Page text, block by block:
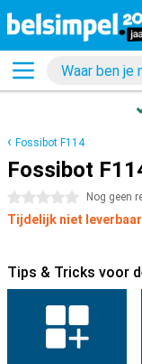
Fossibot F114
Fossibot
0 sterren Nog geen
Tijdelijk niet leverbaar
Tips & Tricks voor